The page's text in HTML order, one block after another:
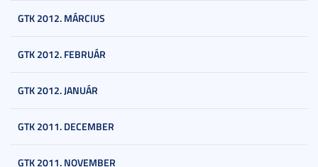
GTK 2012. MÁRCIUS
GTK 2012. FEBRUÁR
GTK 2012. JANUÁR
GTK 2011. DECEMBER
GTK 2011. NOVEMBER